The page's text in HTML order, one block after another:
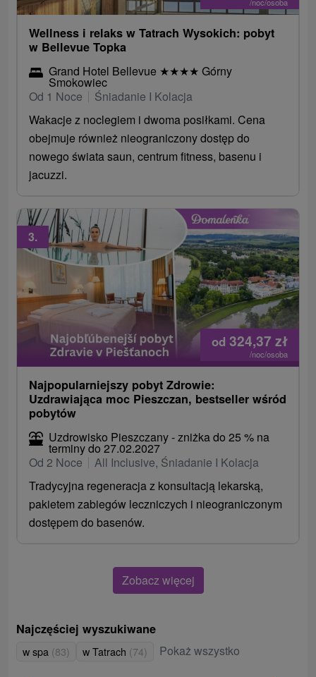
/noc/osoba
Wellness i relaks w Tatrach Wysokich: pobyt
w Bellevue Topka
Grand Hotel Bellevue ★★★★ Górny
Smokowiec
Od 1 Noce
Śniadanie I Kolacja
Wakacje z noclegiem i dwoma posiłkami. Cena
obejmuje również nieograniczony dostęp do
nowego świata saun, centrum fitness, basenu i
jacuzzi.
od 324,37 zł
/noc/osoba
3.
Najpopularniejszy pobyt Zdrowie:
Uzdrawiająca moc Pieszczan, bestseller wśród
pobytów
Uzdrowisko Pieszczany - zniżka do 25 % na
terminy do 27.02.2027
Od 2 Noce
All Inclusive, Śniadanie I Kolacja
Tradycyjna regeneracja z konsultacją lekarską,
pakietem zabiegów leczniczych i nieograniczonym
dostępem do basenów.
Zobacz więcej
Najczęściej wyszukiwane
w spa (83) w Tatrach (74) Pokaż wszystko